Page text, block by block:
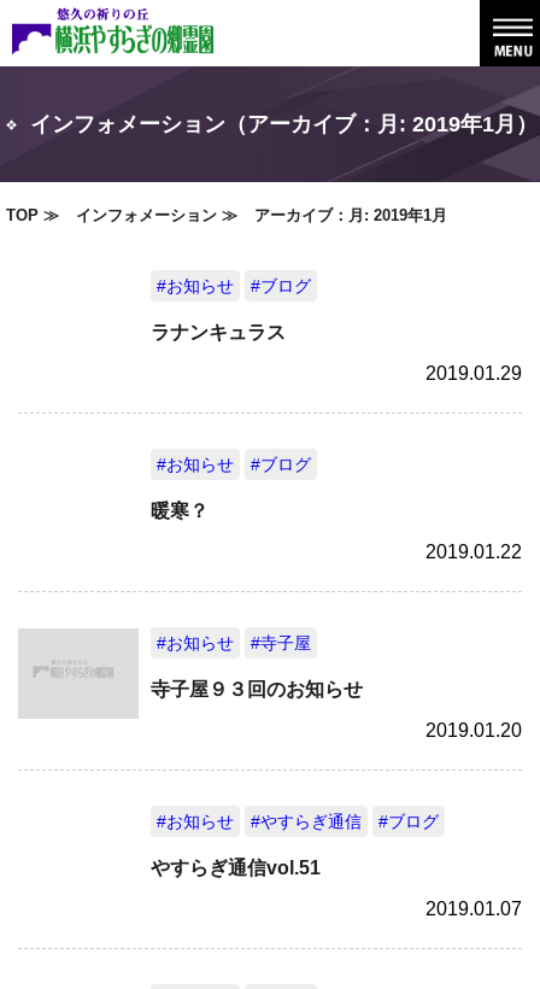
インフォメーション（アーカイブ：月: 2019年1月 ）
TOP インフォメーション アーカイブ：月: 2019年1月
#お知らせ #ブログ
ラナンキュラス
2019.01.29
#お知らせ #ブログ
暖寒？
2019.01.22
#お知らせ #寺子屋
寺子屋９３回のお知らせ
2019.01.20
#お知らせ #やすらぎ通信 #ブログ
やすらぎ通信vol.51
2019.01.07